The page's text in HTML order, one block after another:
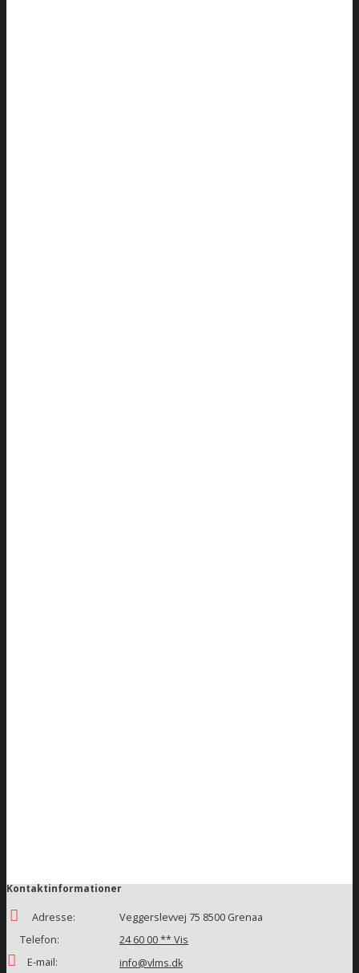
Kontaktinformationer
Adresse:
Veggerslevvej 75 8500 Grenaa
Telefon:
24 60 00 ** Vis
E-mail:
info@vlms.dk